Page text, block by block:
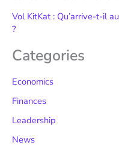
Vol KitKat : Qu’arrive-t-il
?
Categories
Economics
Finances
Leadership
News